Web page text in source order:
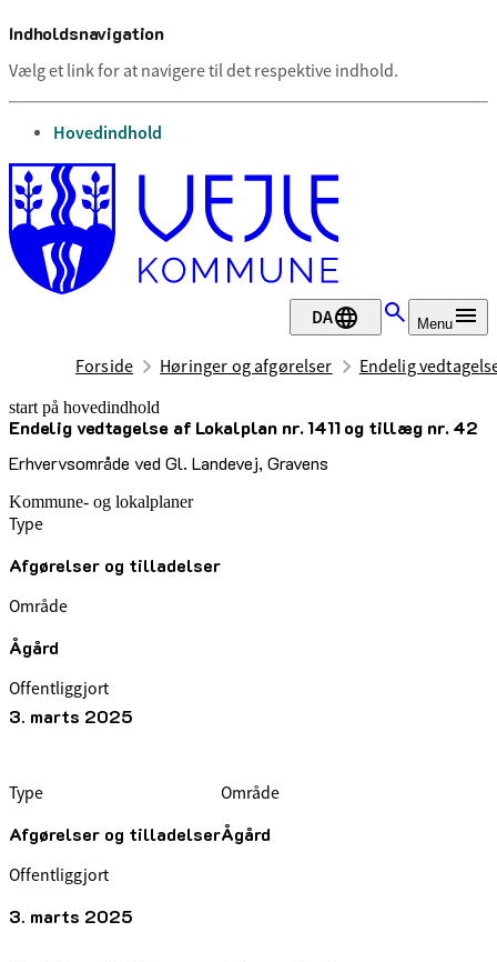
Indholdsnavigation
Vælg et link for at navigere til det respektive indhold.
gå til
Hovedindhold
DA Menu
Forside Høringer og afgørelser Endelig
start på hovedindhold
Endelig vedtagelse af Lokalplan nr. 1411 og tillæg nr. 42
Erhvervsområde ved Gl. Landevej, Gravens
senest opdateret 22. april 2025
Kommune- og lokalplaner
Type
Afgørelser og tilladelser
Område
Ågård
Offentliggjort
3. marts 2025
Type
Afgørelser og tilladelser
Område
Ågård
Offentliggjort
3. marts 2025